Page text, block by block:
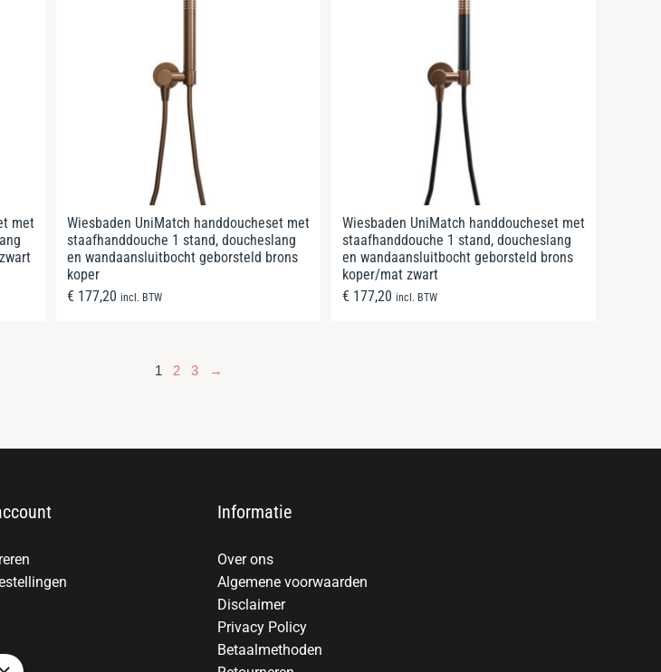
met
Wiesbaden UniMatch handdoucheset met
staafhanddouche 1 stand, doucheslang
en wandaansluitbocht geborsteld brons
koper
€ 177,20 incl. BTW
Wiesbaden UniMatch handdoucheset met
staafhanddouche 1 stand, doucheslang
en wandaansluitbocht geborsteld brons
koper/mat zwart
€ 177,20 incl. BTW
1 2 3 →
Informatie
Over ons
Algemene voorwaarden
Disclaimer
Privacy Policy
Betaalmethoden